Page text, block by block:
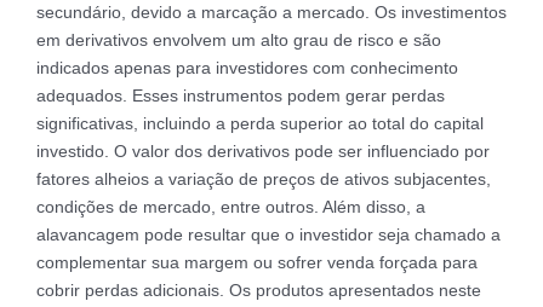
secundário, devido a marcação a mercado. Os investimentos
em derivativos envolvem um alto grau de risco e são
indicados apenas para investidores com conhecimento
adequados. Esses instrumentos podem gerar perdas
significativas, incluindo a perda superior ao total do capital
investido. O valor dos derivativos pode ser influenciado por
fatores alheios a variação de preços de ativos subjacentes,
condições de mercado, entre outros. Além disso, a
alavancagem pode resultar que o investidor seja chamado a
complementar sua margem ou sofrer venda forçada para
cobrir perdas adicionais. Os produtos apresentados neste